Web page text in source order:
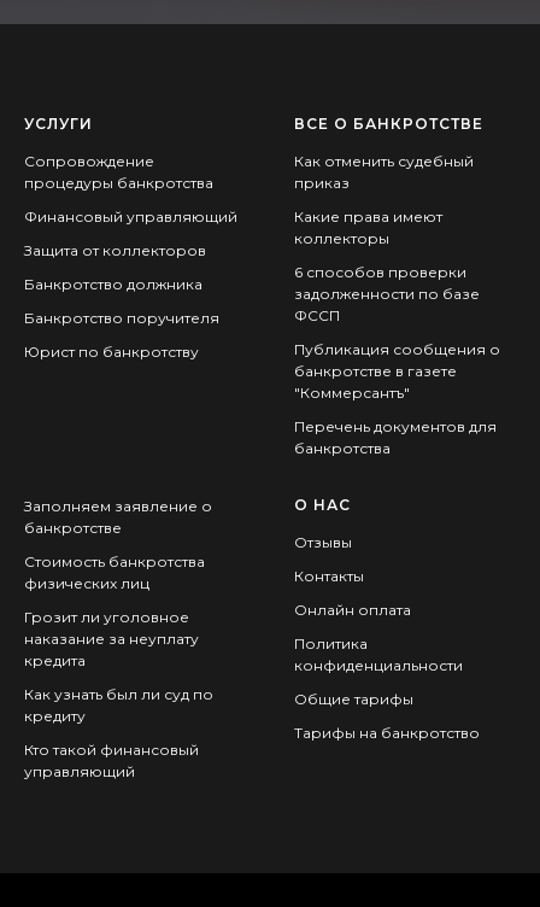
УСЛУГИ
Сопровождение
процедуры банкротства
Финансовый управляющий
Защита от коллекторов
Банкротство должника
Банкротство поручителя
Юрист по банкротству
ВСЕ О БАНКРОТСТВЕ
Как отменить судебный
приказ
Какие права имеют
коллекторы
6 способов проверки
задолженности по базе
ФССП
Публикация сообщения о
банкротстве в газете
"Коммерсантъ"
Перечень документов для
банкротства
Заполняем заявление о
банкротстве
Стоимость банкротства
физических лиц
Грозит ли уголовное
наказание за неуплату
кредита
Как узнать был ли суд по
кредиту
Кто такой финансовый
управляющий
О НАС
Отзывы
Контакты
Онлайн оплата
Политика
конфиденциальности
Общие тарифы
Тарифы на банкротство